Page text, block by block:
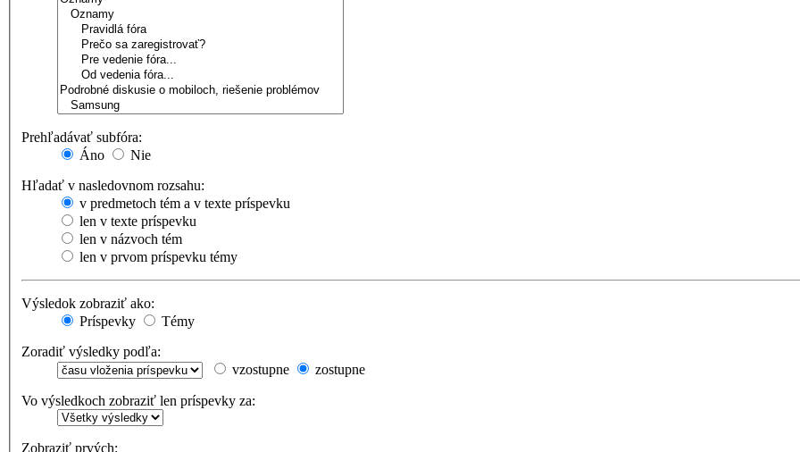
Prehľadávať subfóra:
Áno
Nie
Hľadať v nasledovnom rozsahu:
v predmetoch tém a v texte príspevku
len v texte príspevku
len v názvoch tém
len v prvom príspevku témy
Výsledok zobraziť ako:
Príspevky
Témy
Zoradiť výsledky podľa:
vzostupne
zostupne
Vo výsledkoch zobraziť len príspevky za:
Zobraziť prvých: